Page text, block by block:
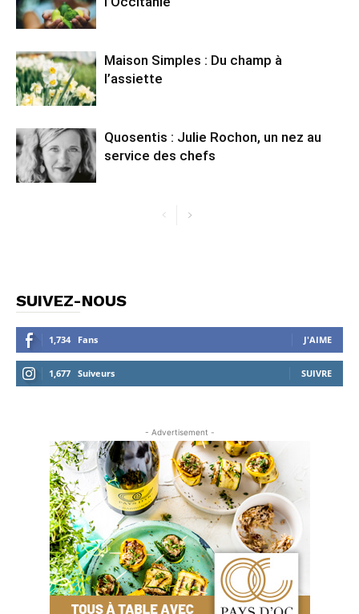
Maison Simples : Du champ à
l’assiette
Quosentis : Julie Rochon, un nez au
service des chefs
SUIVEZ-NOUS
1,734 Fans J'AIME
1,677 Suiveurs SUIVRE
- Advertisement -